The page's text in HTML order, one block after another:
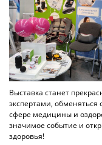
Выставка станет
экспертами,
сфере медицины и
значимое событие и
здоровья!